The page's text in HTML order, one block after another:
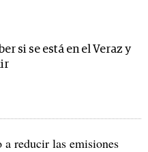
si se está en el Veraz y
a reducir las emisiones